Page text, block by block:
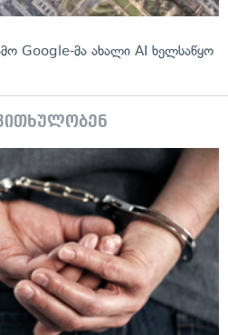
Google-მა ახალი AI ხელსაწყო